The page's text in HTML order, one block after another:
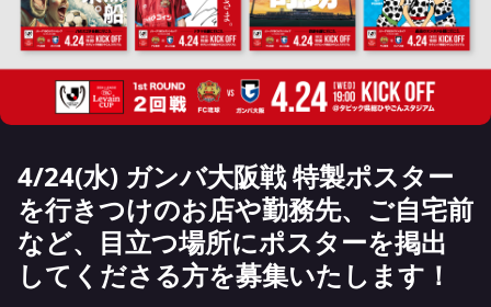
4/24(水) ガンバ大阪戦 特製ポスター
を行きつけのお店や勤務先、ご自宅前
など、目立つ場所にポスターを掲出
してくださる方を募集いたします！